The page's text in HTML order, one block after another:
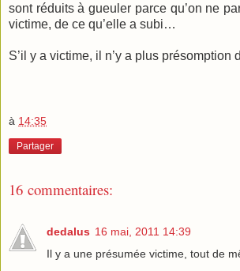
sont réduits à gueuler parce qu’on ne
victime, de ce qu’elle a subi…
S’il y a victime, il n’y a plus présomption
à 14:35
Partager
16 commentaires:
dedalus 16 mai, 2011 14:39
Il y a une présumée victime, tout de